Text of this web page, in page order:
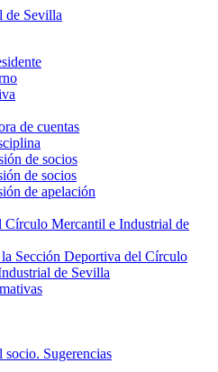
de cuentas
de socios
de socios
de apelación
Círculo Mercantil e Industrial de
la Sección Deportiva del Círculo
de Sevilla
socio. Sugerencias